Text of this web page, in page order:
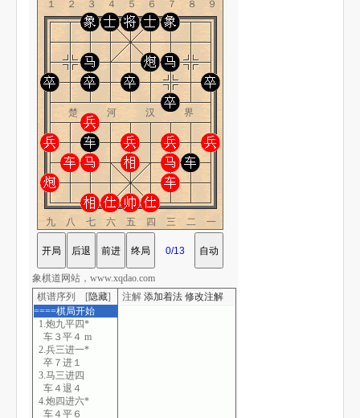
１２３４５６７８９
楚 河 汉 界
九八七六五四三二一
棋谱序列 [隐藏]
====棋局开始
1.炮九平四*
车３平４ m
2.兵三进一*
卒７进１
3.马三进四
车４退４
4.炮四进六*
车４平６
注解 添加着法 修改注解
象棋道网站，www.xqdao.com